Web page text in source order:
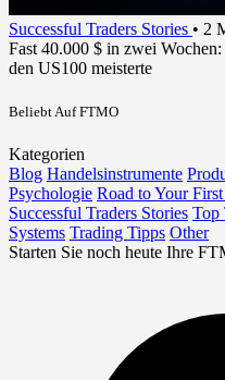
Successful Traders Stories • 2
Fast 40.000 $ in zwei
den US100 meisterte
Beliebt Auf FTMO
Kategorien
Blog Handelsinstrumente
Psychologie Road to Your
Successful Traders Stories Top
Systems Trading Tipps Other
Starten Sie noch heute Ihre